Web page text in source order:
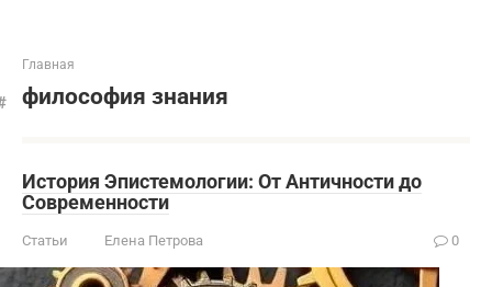
Главная
философия знания
История Эпистемологии: От Античности до
Современности
Статьи Елена Петрова 0